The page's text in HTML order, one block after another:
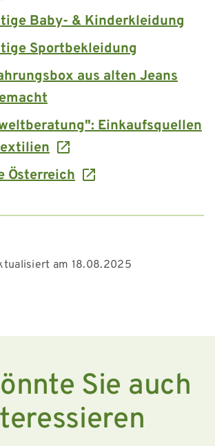
Baby- & Kinderkleidung
Sportbekleidung
aus alten Jeans
Einkaufsquellen
Österreich
am 18.08.2025
Sie auch